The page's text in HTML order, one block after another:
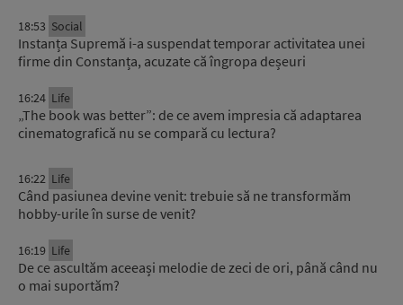
18:53 Social
Instanța Supremă i-a suspendat temporar activitatea unei
firme din Constanța, acuzate că îngropa deșeuri
16:24 Life
„The book was better”: de ce avem impresia că adaptarea
cinematografică nu se compară cu lectura?
16:22 Life
Când pasiunea devine venit: trebuie să ne transformăm
hobby-urile în surse de venit?
16:19 Life
De ce ascultăm aceeași melodie de zeci de ori, până când nu
o mai suportăm?